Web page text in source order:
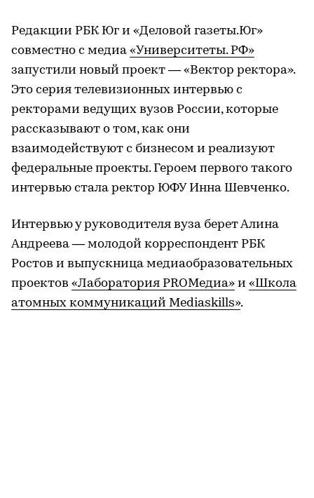
Редакции РБК Юг и «Деловой газеты.Юг»
совместно с медиа «Университеты. РФ»
запустили новый проект — «Вектор ректора».
Это серия телевизионных интервью с
ректорами ведущих вузов России, которые
рассказывают о том, как они
взаимодействуют с бизнесом и реализуют
федеральные проекты. Героем первого такого
интервью стала ректор ЮФУ Инна Шевченко.
Интервью у руководителя вуза берет Алина
Андреева — молодой корреспондент РБК
Ростов и выпускница медиаобразовательных
проектов «Лаборатория PROМедиа» и «Школа
атомных коммуникаций Mediaskills».